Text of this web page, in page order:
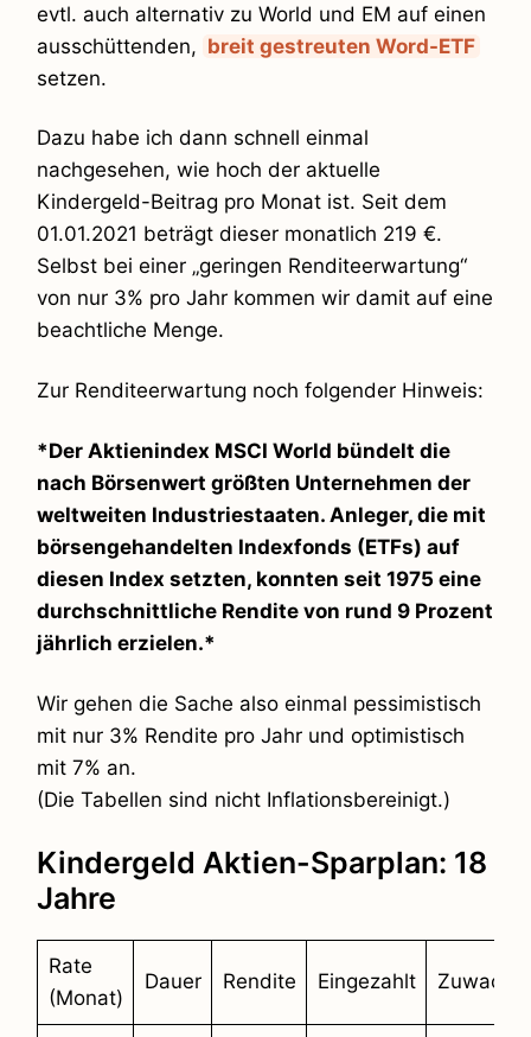
evtl. auch alternativ zu World und EM auf einen
ausschüttenden, breit gestreuten Word-ETF
setzen.
Dazu habe ich dann schnell einmal
nachgesehen, wie hoch der aktuelle
Kindergeld-Beitrag pro Monat ist. Seit dem
01.01.2021 beträgt dieser monatlich 219 €.
Selbst bei einer „geringen Renditeerwartung“
von nur 3% pro Jahr kommen wir damit auf eine
beachtliche Menge.
Zur Renditeerwartung noch folgender Hinweis:
*Der Aktienindex MSCI World bündelt die
nach Börsenwert größten Unternehmen der
weltweiten Industriestaaten. Anleger, die mit
börsengehandelten Indexfonds (ETFs) auf
diesen Index setzten, konnten seit 1975 eine
durchschnittliche Rendite von rund 9 Prozent
jährlich erzielen.*
Wir gehen die Sache also einmal pessimistisch
mit nur 3% Rendite pro Jahr und optimistisch
mit 7% an.
(Die Tabellen sind nicht Inflationsbereinigt.)
Kindergeld Aktien-Sparplan: 18
Jahre
Rate
(Monat)
Dauer Rendite Eingezahlt Zuwachs